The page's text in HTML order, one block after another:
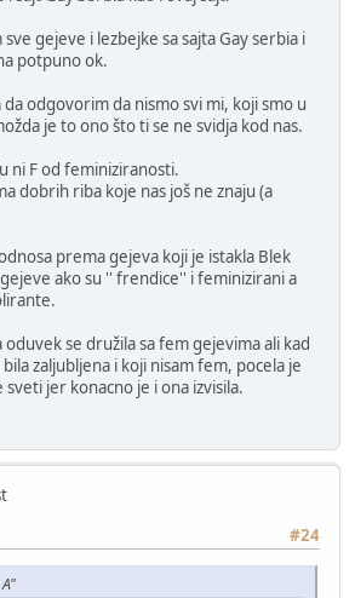
gejeve i lezbejke sa sajta Gay serbia i
potpuno ok.
odgovorim da nismo svi mi, koji smo u
je to ono što ti se ne svidja kod nas.
ni F od feminiziranosti.
dobrih riba koje nas još ne znaju (a
prema gejeva koji je istakla Blek
ako su '' frendice'' i feminizirani a
se družila sa fem gejevima ali kad
zaljubljena i koji nisam fem, pocela je
sveti jer konacno je i ona izvisila.
#24